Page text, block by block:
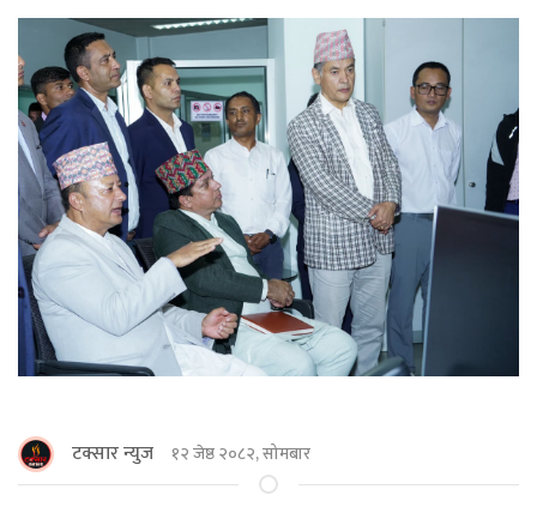
टक्सार न्युज १२ जेष्ठ २०८२, सोमबार